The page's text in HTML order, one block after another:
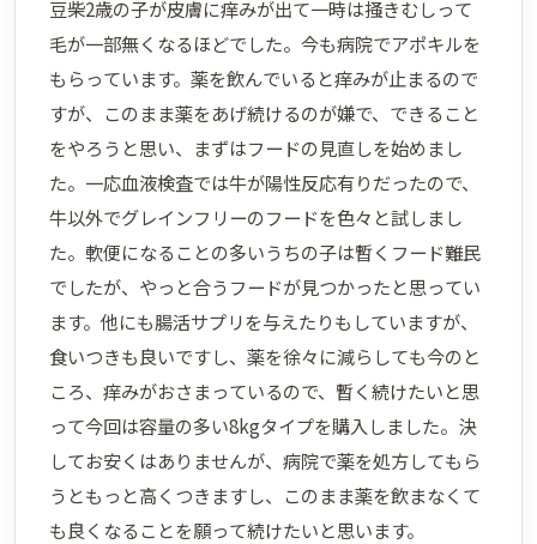
豆柴2歳の子が皮膚に痒みが出て一時は掻きむしって
毛が一部無くなるほどでした。今も病院でアポキルを
もらっています。薬を飲んでいると痒みが止まるので
すが、このまま薬をあげ続けるのが嫌で、できること
をやろうと思い、まずはフードの見直しを始めまし
た。一応血液検査では牛が陽性反応有りだったので、
牛以外でグレインフリーのフードを色々と試しまし
た。軟便になることの多いうちの子は暫くフード難民
でしたが、やっと合うフードが見つかったと思ってい
ます。他にも腸活サプリを与えたりもしていますが、
食いつきも良いですし、薬を徐々に減らしても今のと
ころ、痒みがおさまっているので、暫く続けたいと思
って今回は容量の多い8kgタイプを購入しました。決
してお安くはありませんが、病院で薬を処方してもら
うともっと高くつきますし、このまま薬を飲まなくて
も良くなることを願って続けたいと思います。